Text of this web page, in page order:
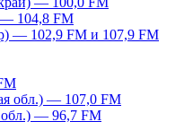
104,8 FM
— 102,9 FM и 107,9 FM
обл.) — 107,0 FM
обл.) — 96,7 FM